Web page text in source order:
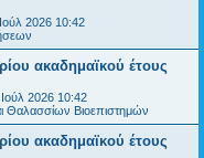
2026 10:42
ακαδημαϊκού έτους
2026 10:42
Θαλασσίων Βιοεπιστημών
ακαδημαϊκού έτους